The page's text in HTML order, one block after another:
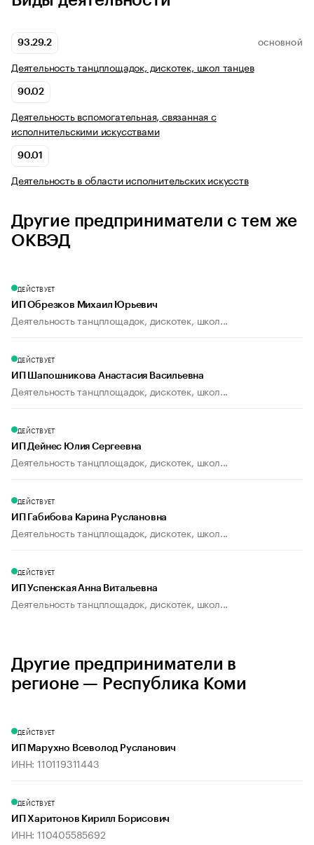
93.29.2 ОСНОВНОЙ
Деятельность танцплощадок, дискотек, школ танцев
90.02
Деятельность вспомогательная, связанная с
исполнительскими искусствами
90.01
Деятельность в области исполнительских искусств
Другие предприниматели с тем же
ОКВЭД
ДЕЙСТВУЕТ
ИП Обрезков Михаил Юрьевич
Деятельность танцплощадок, дискотек, школ...
ДЕЙСТВУЕТ
ИП Шапошникова Анастасия Васильевна
Деятельность танцплощадок, дискотек, школ...
ДЕЙСТВУЕТ
ИП Дейнес Юлия Сергеевна
Деятельность танцплощадок, дискотек, школ...
ДЕЙСТВУЕТ
ИП Габибова Карина Руслановна
Деятельность танцплощадок, дискотек, школ...
ДЕЙСТВУЕТ
ИП Успенская Анна Витальевна
Деятельность танцплощадок, дискотек, школ...
Другие предприниматели в
регионе — Республика Коми
ДЕЙСТВУЕТ
ИП Марухно Всеволод Русланович
ИНН: 110119311443
ДЕЙСТВУЕТ
ИП Харитонов Кирилл Борисович
ИНН: 110405585692